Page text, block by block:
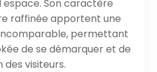
espace. Son caractère
raffinée apportent une
permettant
de se démarquer et de
des visiteurs.